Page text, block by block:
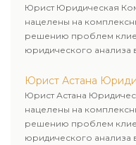
Юрист Юридическая
нацелены на
решению проблем
юридического анализа
Юрист Астана
Юрист Астана
нацелены на
решению проблем
юридического анализа